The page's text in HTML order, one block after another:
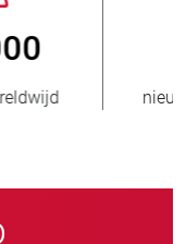
eenheden